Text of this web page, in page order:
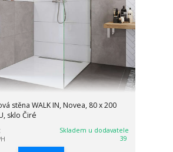
stěna WALK IN, Novea, 80 x 200
sklo Čiré
Skladem u dodavatele
39